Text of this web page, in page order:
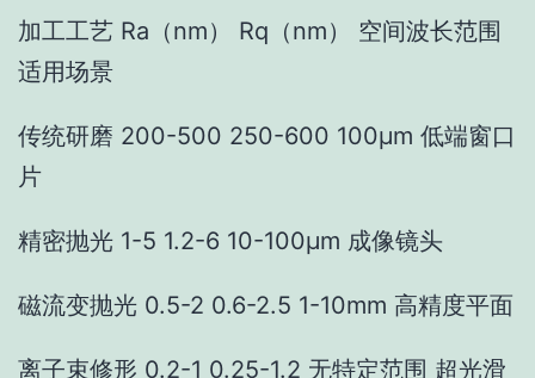
加工工艺 Ra（nm） Rq（nm） 空间波长范围
适用场景
传统研磨 200-500 250-600 100μm 低端窗口
片
精密抛光 1-5 1.2-6 10-100μm 成像镜头
磁流变抛光 0.5-2 0.6-2.5 1-10mm 高精度平面
离子束修形 0.2-1 0.25-1.2 无特定范围 超光滑